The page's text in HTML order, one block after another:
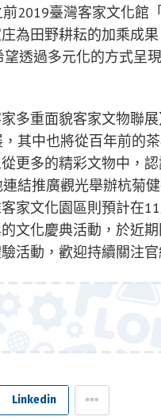
2019臺灣客家文化館
為田野耕耘的加乘成
透過多元化的方式呈
多重面貌客家文物聯
其中也將從百年前的
更多的精彩文物中，
結推廣觀光舉辦杭菊
家文化園區則預計在
文化慶典活動，於近
活動，歡迎持續關注
Linkedin